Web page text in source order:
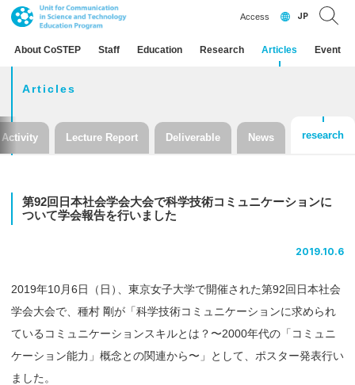
About CoSTEP Staff Education Research Articles Event
Access JP
Articles
Activity Lecture Report Deliverable News research
第92回日本社会学会大会で科学技術コミュニケーションに
ついて学会報告を行いました
2019.10.6
2019年10月6日（日 ）
、東京女子大学で開催された第92回日本社会
学会大会で、種村 剛が「科学技術コミュニケーションに求められ
ているコミュニケーションスキルとは？〜2000年代の「コミュニ
ケーション能力」概念との関連から〜」として、ポスター発表行い
ました。